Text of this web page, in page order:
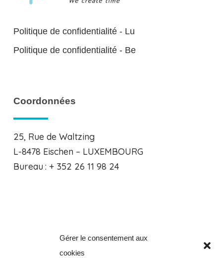
Gérer le consentement aux
cookies
Politique de confidentialité - Lu
Politique de confidentialité - Be
Coordonnées
25, Rue de Waltzing
L-8478 Eischen – LUXEMBOURG
Bureau : + 352 26 11 98 24
Clos de la Verveine, 8